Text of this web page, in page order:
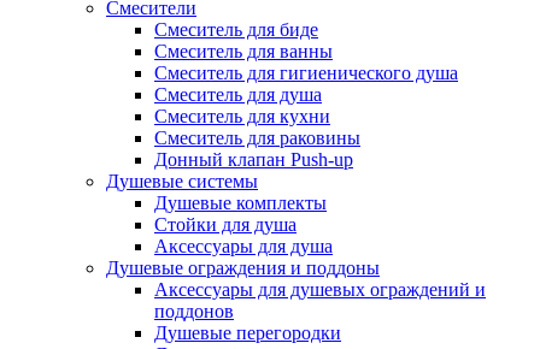
Смесители
Смеситель для биде
Смеситель для ванны
Смеситель для гигиенического душа
Смеситель для душа
Смеситель для кухни
Смеситель для раковины
Донный клапан Push-up
Душевые системы
Душевые комплекты
Стойки для душа
Аксессуары для душа
Душевые ограждения и поддоны
Аксессуары для душевых ограждений и
поддонов
Душевые перегородки